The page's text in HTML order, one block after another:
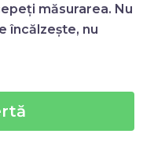
măsurarea. Nu
încălzește, nu